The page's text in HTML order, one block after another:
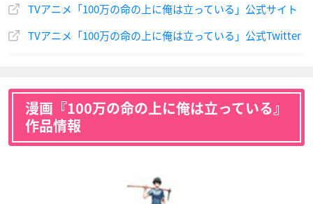
TVアニメ「100万の命の上に俺は立っている」公式サイト
TVアニメ「100万の命の上に俺は立っている」公式Twitter
漫画『100万の命の上に俺は立っている』
作品情報